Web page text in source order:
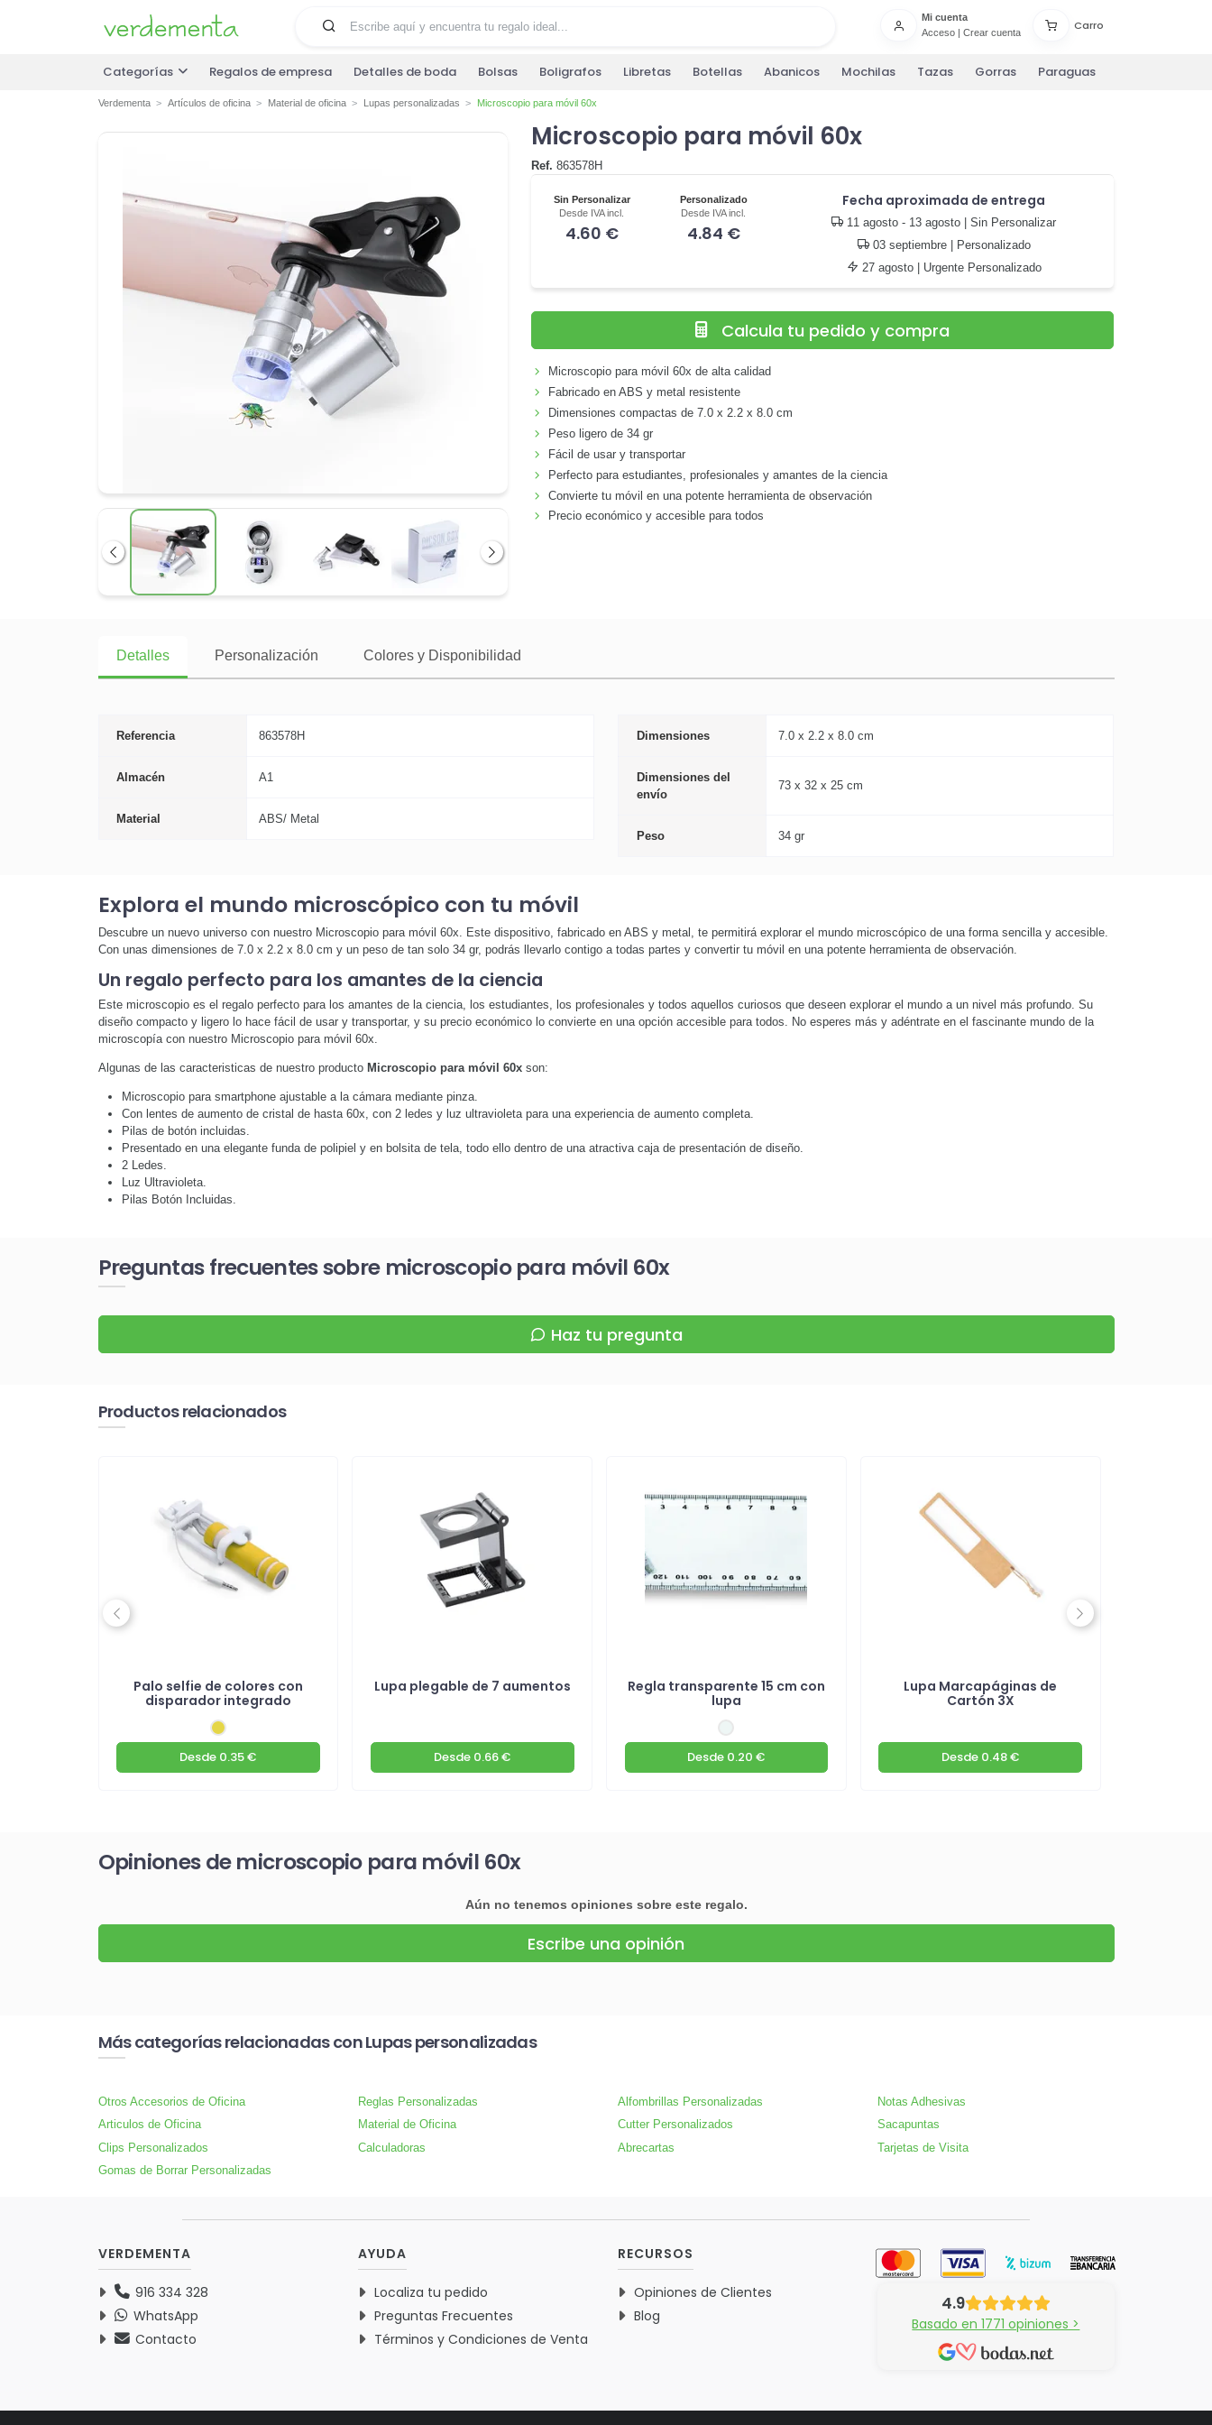
Mi cuenta
Acceso| Crear cuenta
Carro
Categorías Regalos de empresa Detalles de boda Bolsas Boligrafos Libretas Botellas Abanicos Mochilas Tazas Gorras Paraguas
Verdementa Artículos de oficina Material de oficina Lupas personalizadas Microscopio para móvil 60x
Anterior Siguiente
Microscopio para móvil 60x
Ref. 863578H
Sin Personalizar
Desde IVA incl.
4.60 €
Personalizado
Desde IVA incl.
4.84 €
Fecha aproximada de entrega
11 agosto - 13 agosto | Sin Personalizar
03 septiembre| Personalizado
27 agosto| Urgente Personalizado
Calcula tu pedido y compra
Microscopio para móvil 60x de alta calidad
Fabricado en ABS y metal resistente
Dimensiones compactas de 7.0 x 2.2 x 8.0 cm
Peso ligero de 34 gr
Fácil de usar y transportar
Perfecto para estudiantes, profesionales y amantes de la ciencia
Convierte tu móvil en una potente herramienta de observación
Precio económico y accesible para todos
Detalles Personalización Colores y Disponibilidad
Referencia 863578H
Almacén A1
Material ABS/ Metal
Dimensiones 7.0 x 2.2 x 8.0 cm
Dimensiones del
envío
73 x 32 x 25 cm
Peso 34 gr
Explora el mundo microscópico con tu móvil
Descubre un nuevo universo con nuestro Microscopio para móvil 60x. Este dispositivo, fabricado en ABS y metal, te permitirá explorar el mundo microscópico de una forma sencilla y accesible.
Con unas dimensiones de 7.0 x 2.2 x 8.0 cm y un peso de tan solo 34 gr, podrás llevarlo contigo a todas partes y convertir tu móvil en una potente herramienta de observación.
Un regalo perfecto para los amantes de la ciencia
Este microscopio es el regalo perfecto para los amantes de la ciencia, los estudiantes, los profesionales y todos aquellos curiosos que deseen explorar el mundo a un nivel más profundo. Su
diseño compacto y ligero lo hace fácil de usar y transportar, y su precio económico lo convierte en una opción accesible para todos. No esperes más y adéntrate en el fascinante mundo de la
microscopía con nuestro Microscopio para móvil 60x.
Algunas de las caracteristicas de nuestro producto Microscopio para móvil 60xson:
Microscopio para smartphone ajustable a la cámara mediante pinza.
Con lentes de aumento de cristal de hasta 60x, con 2 ledes y luz ultravioleta para una experiencia de aumento completa.
Pilas de botón incluidas.
Presentado en una elegante funda de polipiel y en bolsita de tela, todo ello dentro de una atractiva caja de presentación de diseño.
2 Ledes.
Luz Ultravioleta.
Pilas Botón Incluidas.
Preguntas frecuentes sobre microscopio para móvil 60x
Haz tu pregunta
Productos relacionados
Palo selfie de colores con
disparador integrado
Desde 0.35 €
Lupa plegable de 7 aumentos
Desde 0.66 €
Regla transparente 15 cm con
lupa
Desde 0.20 €
Lupa Marcapáginas de
Cartón 3X
Desde 0.48 €
Previous Next
Opiniones de microscopio para móvil 60x
Aún no tenemos opiniones sobre este regalo.
Escribe una opinión
Más categorías relacionadas con Lupas personalizadas
Otros Accesorios de Oficina Reglas Personalizadas Alfombrillas Personalizadas
Notas Adhesivas
Articulos de Oficina
Material de Oficina Cutter Personalizados
Sacapuntas
Clips Personalizados
Calculadoras Abrecartas
Tarjetas de Visita
Gomas de Borrar Personalizadas
VERDEMENTA
916 334 328
WhatsApp
Contacto
AYUDA
Localiza tu pedido
Preguntas Frecuentes
Términos y Condiciones de Venta
RECURSOS
Opiniones de Clientes
Blog
4.9
Basado en 1771 opiniones >